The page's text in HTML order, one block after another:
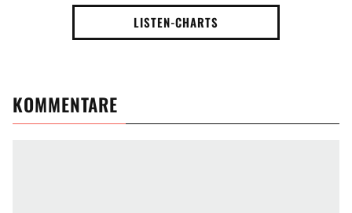
LISTEN-CHARTS
KOMMENTARE